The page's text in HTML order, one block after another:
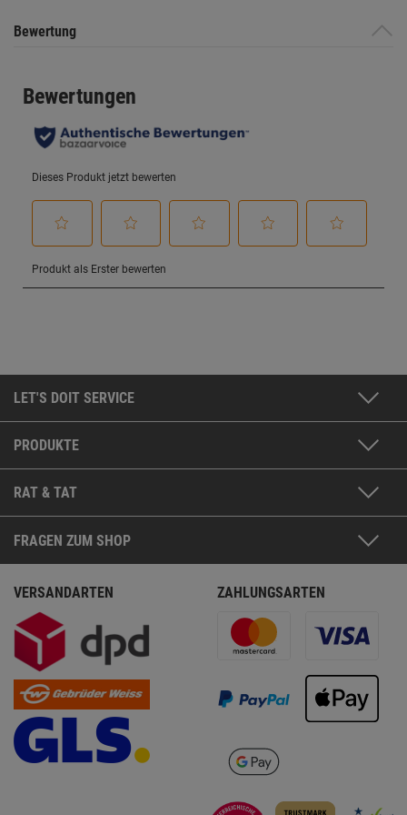
Bewertung
LET'S DOIT SERVICE
PRODUKTE
RAT & TAT
FRAGEN ZUM SHOP
VERSANDARTEN ZAHLUNGSARTEN